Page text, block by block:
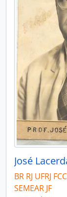
José
BR RJ UFRJ
SEMEAR JF